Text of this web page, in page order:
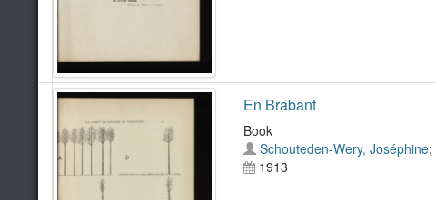
En Brabant
Book
Schouteden-Wery, Joséphine;
1913